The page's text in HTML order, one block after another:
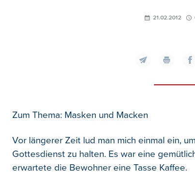
21.02.2012
Zum Thema: Masken und Macken
Vor längerer Zeit lud man mich einmal ein,
Gottesdienst zu halten. Es war eine
erwartete die Bewohner eine Tasse Kaffee.